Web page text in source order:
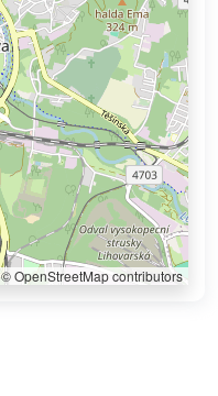
© OpenStreetMap contributors